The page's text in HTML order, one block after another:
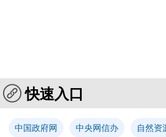
快速入口
中国政府网 中央网信办 自然资